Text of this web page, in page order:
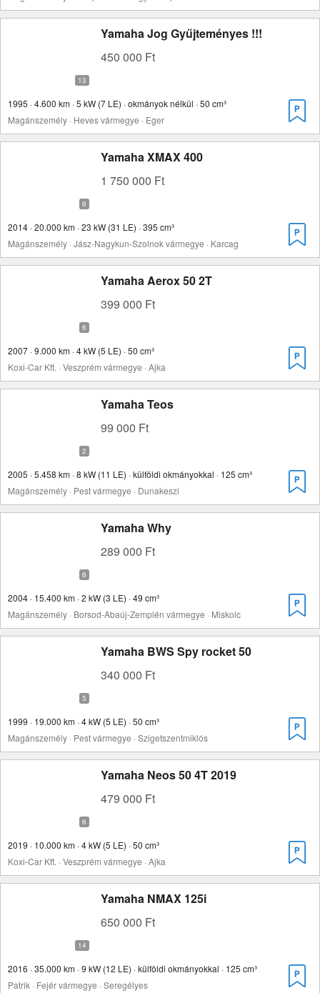
Yamaha Jog Gyűjteményes !!!
450 000 Ft
1995 · 4.600 km · 5 kW (7 LE) · okmányok nélkül · 50 cm³
Magánszemély · Heves vármegye · Eger
Yamaha XMAX 400
1 750 000 Ft
2014 · 20.000 km · 23 kW (31 LE) · 395 cm³
Magánszemély · Jász-Nagykun-Szolnok vármegye · Karcag
Yamaha Aerox 50 2T
399 000 Ft
2007 · 9.000 km · 4 kW (5 LE) · 50 cm³
Koxi-Car Kft. · Veszprém vármegye · Ajka
Yamaha Teos
99 000 Ft
2005 · 5.458 km · 8 kW (11 LE) · külföldi okmányokkal · 125 cm³
Magánszemély · Pest vármegye · Dunakeszi
Yamaha Why
289 000 Ft
2004 · 15.400 km · 2 kW (3 LE) · 49 cm³
Magánszemély · Borsod-Abaúj-Zemplén vármegye · Miskolc
Yamaha BWS Spy rocket 50
340 000 Ft
1999 · 19.000 km · 4 kW (5 LE) · 50 cm³
Magánszemély · Pest vármegye · Szigetszentmiklós
Yamaha Neos 50 4T 2019
479 000 Ft
2019 · 10.000 km · 4 kW (5 LE) · 50 cm³
Koxi-Car Kft. · Veszprém vármegye · Ajka
Yamaha NMAX 125i
650 000 Ft
2016 · 35.000 km · 9 kW (12 LE) · külföldi okmányokkal · 125 cm³
Patrik · Fejér vármegye · Seregélyes